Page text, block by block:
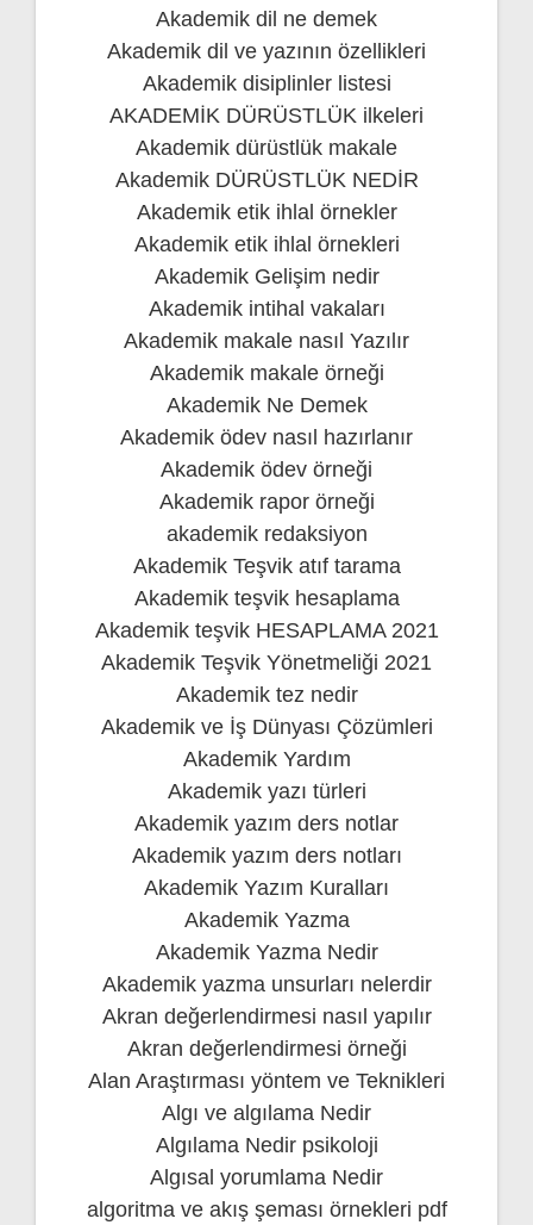
Akademik dil ne demek
Akademik dil ve yazının özellikleri
Akademik disiplinler listesi
AKADEMİK DÜRÜSTLÜK ilkeleri
Akademik dürüstlük makale
Akademik DÜRÜSTLÜK NEDİR
Akademik etik ihlal örnekler
Akademik etik ihlal örnekleri
Akademik Gelişim nedir
Akademik intihal vakaları
Akademik makale nasıl Yazılır
Akademik makale örneği
Akademik Ne Demek
Akademik ödev nasıl hazırlanır
Akademik ödev örneği
Akademik rapor örneği
akademik redaksiyon
Akademik Teşvik atıf tarama
Akademik teşvik hesaplama
Akademik teşvik HESAPLAMA 2021
Akademik Teşvik Yönetmeliği 2021
Akademik tez nedir
Akademik ve İş Dünyası Çözümleri
Akademik Yardım
Akademik yazı türleri
Akademik yazım ders notlar
Akademik yazım ders notları
Akademik Yazım Kuralları
Akademik Yazma
Akademik Yazma Nedir
Akademik yazma unsurları nelerdir
Akran değerlendirmesi nasıl yapılır
Akran değerlendirmesi örneği
Alan Araştırması yöntem ve Teknikleri
Algı ve algılama Nedir
Algılama Nedir psikoloji
Algısal yorumlama Nedir
algoritma ve akış şeması örnekleri pdf